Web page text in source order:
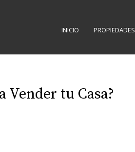
INICIO PROPIEDADES
Vender tu Casa?